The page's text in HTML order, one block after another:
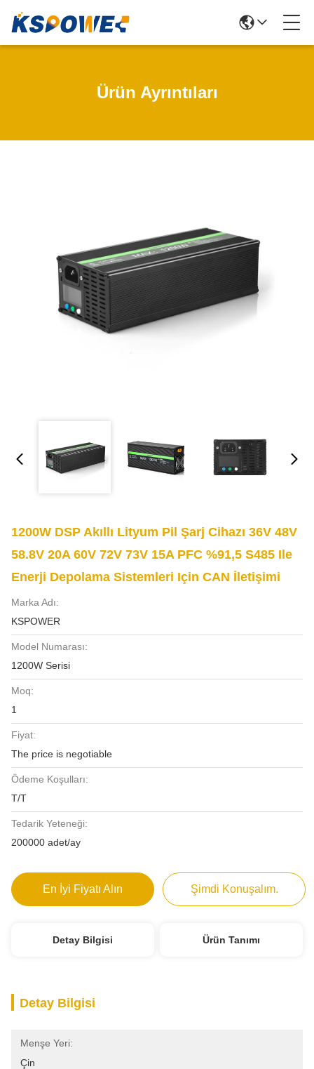
Ürün Ayrıntıları
1200W DSP Akıllı Lityum Pil Şarj Cihazı 36V 48V
58.8V 20A 60V 72V 73V 15A PFC %91,5 S485 Ile
Enerji Depolama Sistemleri Için CAN İletişimi
Marka Adı:
KSPOWER
Model Numarası:
1200W Serisi
Moq:
1
Fiyat:
The price is negotiable
Ödeme Koşulları:
T/T
Tedarik Yeteneği:
200000 adet/ay
En İyi Fiyatı Alın Şimdi Konuşalım.
Detay Bilgisi Ürün Tanımı
Detay Bilgisi
Menşe Yeri:
Çin